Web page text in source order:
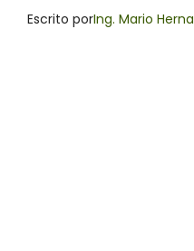
Escrito porIng. Mario